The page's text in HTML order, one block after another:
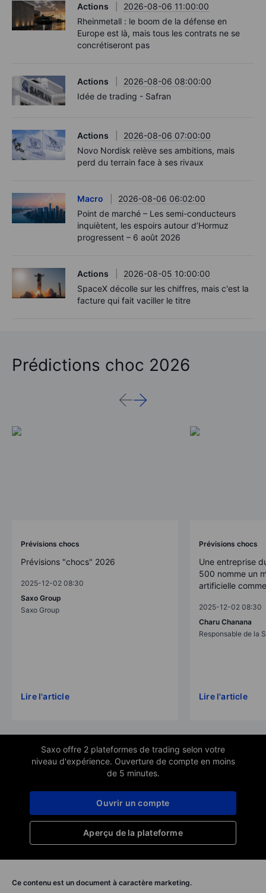
Actions
2026-08-06 11:00:00
Rheinmetall : le boom de la défense en
Europe est là, mais tous les contrats ne se
concrétiseront pas
Actions
2026-08-06 08:00:00
Idée de trading - Safran
Actions
2026-08-06 07:00:00
Novo Nordisk relève ses ambitions, mais
perd du terrain face à ses rivaux
Macro
2026-08-06 06:02:00
Point de marché – Les semi-conducteurs
inquiètent, les espoirs autour d’Hormuz
progressent – 6 août 2026
Actions
2026-08-05 10:00:00
SpaceX décolle sur les chiffres, mais c'est la
facture qui fait vaciller le titre
Prédictions choc 2026
Prévisions chocs
Prévisions "chocs" 2026
2025-12-02 08:30
Saxo Group
Saxo Group
Lire l'article
Prévisions chocs
Une entreprise
500 nomme un
artificielle
2025-12-02 08:30
Charu Chanana
Responsable de la
Lire l'article
Saxo offre 2 plateformes de trading selon votre
niveau d'expérience. Ouverture de compte en moins
de 5 minutes.
Aperçu de la plateforme
Ouvrir un compte
Ce contenu est un document à caractère marketing.